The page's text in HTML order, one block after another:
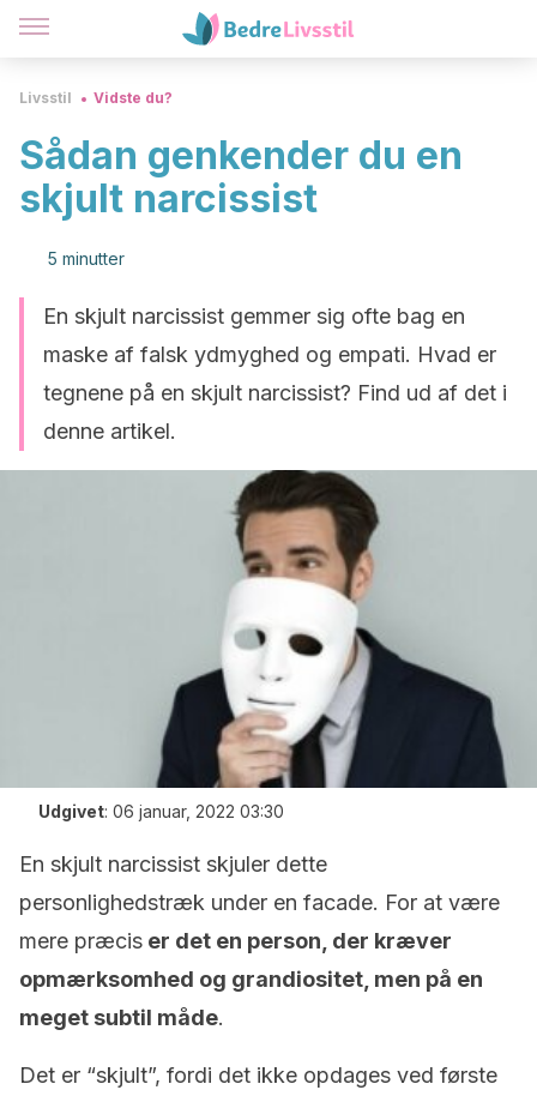
Livsstil Vidste du?
Sådan genkender du en
skjult narcissist
5 minutter
En skjult narcissist gemmer sig ofte bag en
maske af falsk ydmyghed og empati. Hvad er
tegnene på en skjult narcissist? Find ud af det i
denne artikel.
Udgivet: 06 januar, 2022 03:30
En skjult narcissist skjuler dette
personlighedstræk under en facade. For at være
mere præcis er det en person, der kræver
opmærksomhed og grandiositet, men på en
meget subtil måde.
Det er “skjult”, fordi det ikke opdages ved første